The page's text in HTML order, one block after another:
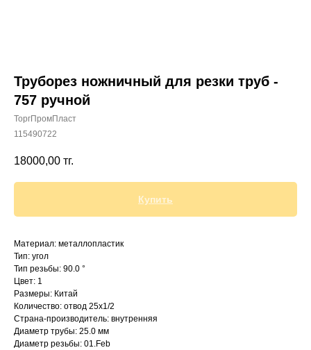
(700) 730-70-73
Труборез ножничный для резки труб -
757 ручной
ТоргПромПласт
115490722
18000,00 тг.
Купить
Материал: металлопластик
Тип: угол
Тип резьбы: 90.0 °
Цвет: 1
Размеры: Китай
Количество: отвод 25х1/2
Страна-производитель: внутренняя
Диаметр трубы: 25.0 мм
Диаметр резьбы: 01.Feb